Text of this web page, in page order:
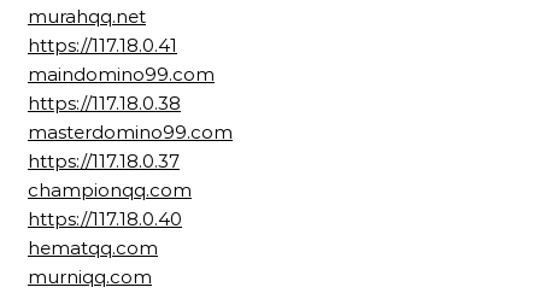
murahqq.net
https://117.18.0.41
maindomino99.com
https://117.18.0.38
masterdomino99.com
https://117.18.0.37
championqq.com
https://117.18.0.40
hematqq.com
murniqq.com